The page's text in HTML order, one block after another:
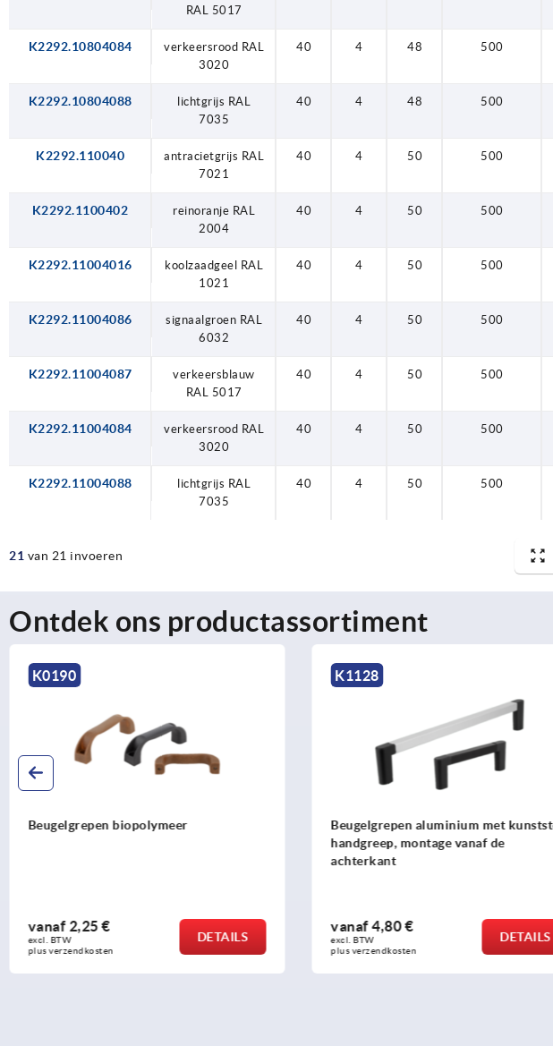
RAL 5017
K2292.10804084
verkeersrood RAL
3020
40 4 48 500
K2292.10804088
lichtgrijs RAL
7035
40 4 48 500
K2292.110040
antracietgrijs RAL
7021
40 4 50 500
K2292.1100402
reinoranje RAL
2004
40 4 50 500
K2292.11004016
koolzaadgeel RAL
1021
40 4 50 500
K2292.11004086
signaalgroen RAL
6032
40 4 50 500
K2292.11004087
verkeersblauw
RAL 5017
40 4 50 500
K2292.11004084
verkeersrood RAL
3020
40 4 50 500
K2292.11004088
lichtgrijs RAL
7035
40 4 50 500
21 van 21 invoeren
Ontdek ons productassortiment
K1128
Beugelgrepen aluminium met kunststof
vanaf 4,80 €
excl. BTW
plus verzendkosten
DETAILS
K0201
Beugelgrepen aluminium rond
vanaf4,36 €
excl. BTW
plus verzendkosten
DETAILS